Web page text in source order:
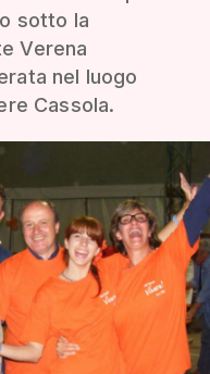
sotto la
Verena
nel luogo
Cassola.